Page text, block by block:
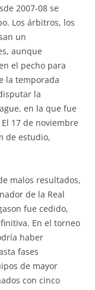
2007-08 se
Los árbitros, los
un
aunque
el pecho para
la temporada
la
en la que fue
17 de noviembre
de estudio,
malos resultados,
de la Real
fue cedido,
En el torneo
haber
fases
de mayor
con cinco